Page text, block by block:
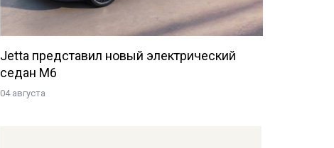
Jetta представил новый электрический
седан M6
04 августа